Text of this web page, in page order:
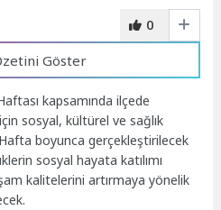
0
Göster
kapsamında ilçede
sosyal, kültürel ve sağlık
boyunca gerçekleştirilecek
sosyal hayata katılımı
kalitelerini artırmaya yönelik